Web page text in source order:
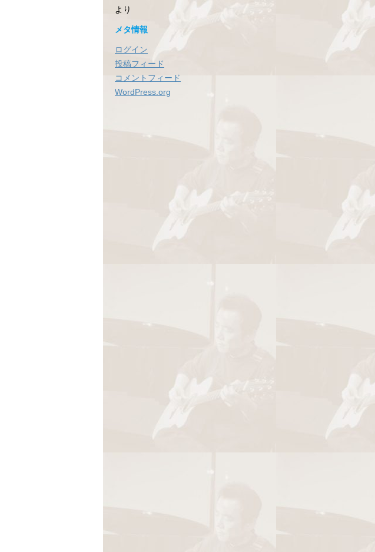
より
メタ情報
ログイン
投稿フィード
コメントフィード
WordPress.org